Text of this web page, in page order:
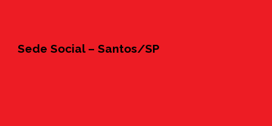
Sede Social – Santos/SP